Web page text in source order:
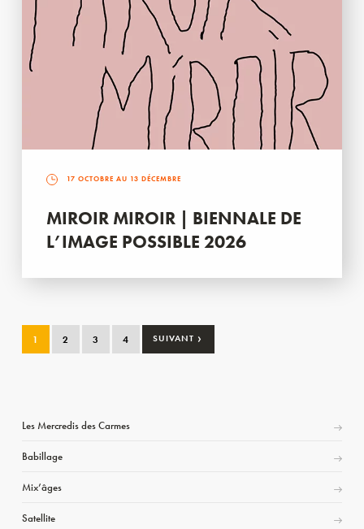
17 OCTOBRE AU 13 DÉCEMBRE
MIROIR MIROIR | BIENNALE DE
L’IMAGE POSSIBLE 2026
1 2 3 4 SUIVANT ›
Les Mercredis des Carmes
Babillage
Mix’âges
Satellite